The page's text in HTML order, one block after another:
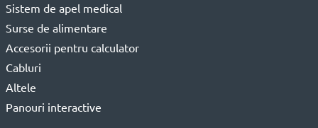
Sistem de apel medical
Surse de alimentare
Accesorii pentru calculator
Cabluri
Altele
Panouri interactive